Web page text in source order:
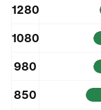
1280
1080
980
850